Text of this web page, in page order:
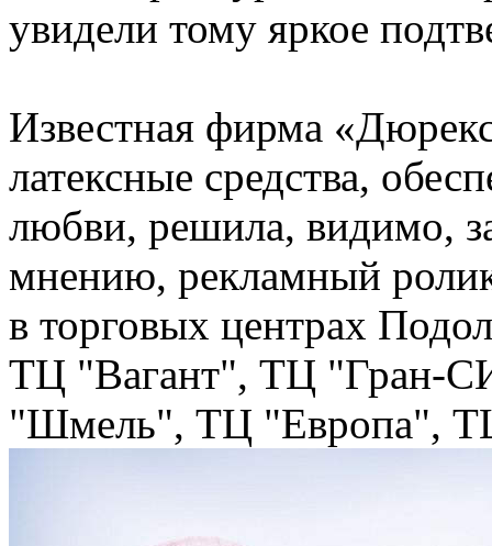
увидели тому яркое
Известная фирма
латексные средства,
любви, решила, видимо,
мнению, рекламный
в торговых центрах
ТЦ "Вагант", ТЦ "Гран-
"Шмель", ТЦ "Европа",